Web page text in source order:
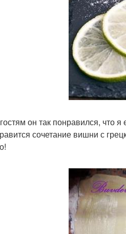
он так понравился, что я
сочетание вишни с